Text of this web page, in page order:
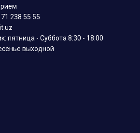
238 55 55
пятница - Суббота 8:30 - 18:00
выходной